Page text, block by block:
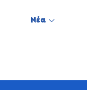
Νέα